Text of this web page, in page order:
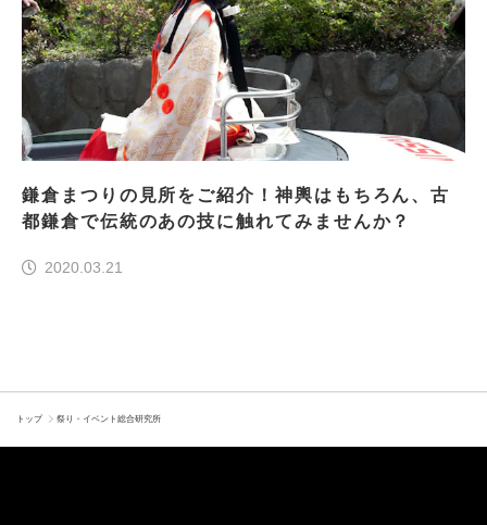
鎌倉まつりの見所をご紹介！神輿はもちろん、古
都鎌倉で伝統のあの技に触れてみませんか？
2020.03.21
トップ 祭り・イベント総合研究所